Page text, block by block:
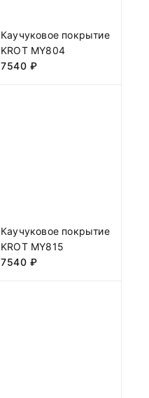
Каучуковое покрытие
KROT MY804
7540 ₽
Каучуковое покрытие
KROT MY815
7540 ₽